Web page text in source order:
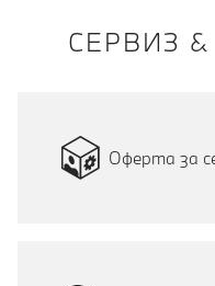
СЕРВИЗ
Оферта за